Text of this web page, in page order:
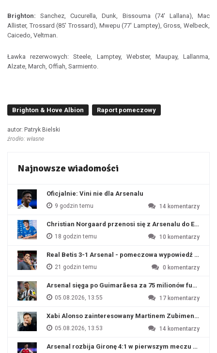
Brighton: Sanchez, Cucurella, Dunk, Bissouma (74' Lallana), Mac
Allister, Trossard (85' Trossard), Mwepu (77' Lamptey), Gross, Welbeck,
Caicedo, Veltman.
Ławka rezerwowych: Steele, Lamptey, Webster, Maupay, Lallanma,
Alzate, March, Offiah, Sarmiento.
Brighton & Hove Albion Raport pomeczowy
autor: Patryk Bielski
źrodło: własne
Najnowsze wiadomości
Oficjalnie: Vini nie dla Arsenalu
9 godzin temu 14 komentarzy
Christian Norgaard przenosi się z Arsenalu do
18 godzin temu 10 komentarzy
Real Betis 3-1 Arsenal - pomeczowa wypowiedź Artety
21 godzin temu 0 komentarzy
Arsenal sięga po Guimarãesa za 75 milionów funtów
05.08.2026, 13:55 17 komentarzy
Xabi Alonso zainteresowany Martinem Zubimendim
05.08.2026, 13:53 14 komentarzy
Arsenal rozbija Gironę 4:1 w pierwszym meczu